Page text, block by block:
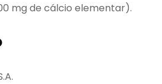
mg de cálcio elementar).